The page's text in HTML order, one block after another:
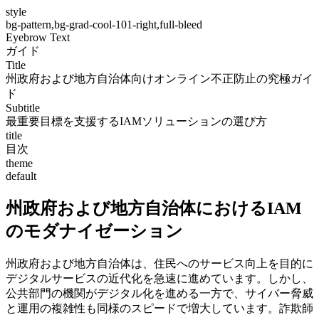
style
bg-pattern,bg-grad-cool-101-right,full-bleed
Eyebrow Text
ガイド
Title
州政府および地方自治体向けオンライン不正防止の究極ガイ
ド
Subtitle
最重要目標を支援するIAMソリューションの選び方
title
目次
theme
default
州政府および地方自治体におけるIAM
のモダナイゼーション
州政府および地方自治体は、住民へのサービス向上を目的に
デジタルサービスの近代化を急速に進めています。しかし、
公共部門の機関がデジタル化を進める一方で、サイバー脅威
と運用の複雑性も同様のスピードで増大しています。詐欺師